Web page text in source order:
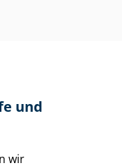
und
wir